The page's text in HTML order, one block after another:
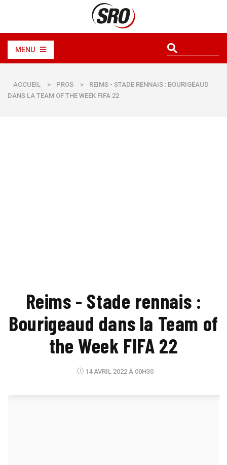
MENU
ACCUEIL > PROS >
REIMS - STADE RENNAIS : BOURIGEAUD
DANS LA TEAM OF THE WEEK FIFA 22
Reims - Stade rennais :
Bourigeaud dans la Team of
the Week FIFA 22
14 AVRIL 2022 À 00H30